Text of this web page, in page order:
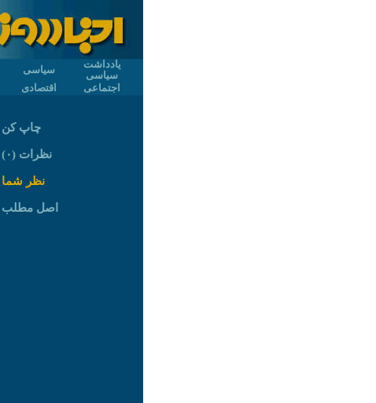
یادداشت
سیاسی
سیاسی
اجتماعی
اقتصادی
چاپ کن
نظرات (۰)
نظر شما
اصل مطلب